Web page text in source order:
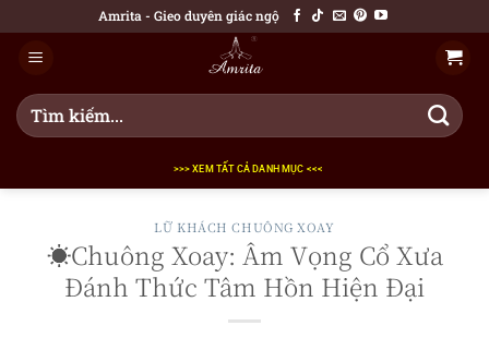
qua
dung
Amrita - Gieo duyên giác ngộ
Tìm
kiếm:
>>> XEM TẤT CẢ DANH MỤC <<<
LỮ KHÁCH CHUÔNG XOAY
☀️Chuông Xoay: Âm Vọng Cổ Xưa
Đánh Thức Tâm Hồn Hiện Đại